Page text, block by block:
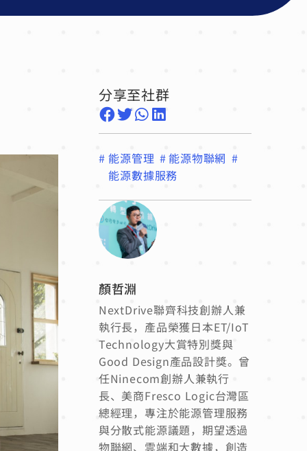
分享至社群
#能源管理 #能源物聯網 #
能源數據服務
顏哲淵
NextDrive聯齊科技創辦人兼
執行長，產品榮獲日本ET/IoT
Technology大賞特別獎與
Good Design產品設計獎。曾
任Ninecom創辦人兼執行
長、美商Fresco Logic台灣區
總經理，專注於能源管理服務
與分散式能源議題，期望透過
物聯網、雲端和大數據，創造